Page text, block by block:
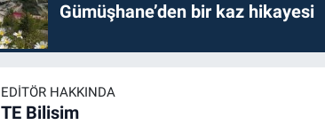
Gümüşhane’den bir kaz hikayesi
EDITÖR HAKKINDA
TE Bilisim